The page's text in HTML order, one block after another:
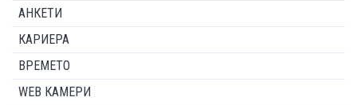
АНКЕТИ
КАРИЕРА
ВРЕМЕТО
WEB КАМЕРИ